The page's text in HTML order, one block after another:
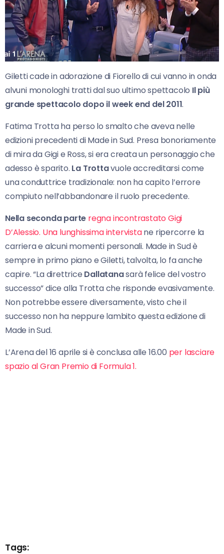
Giletti cade in adorazione di Fiorello di cui vanno in onda
alvuni monologhi tratti dal suo ultimo spettacolo Il più
grande spettacolo dopo il week end del 2011.
Fatima Trotta ha perso lo smalto che aveva nelle
edizioni precedenti di Made in Sud. Presa bonoriamente
di mira da Gigi e Ross, si era creata un personaggio che
adesso è sparito. La Trottavuole accreditarsi come
una conduttrice tradizionale: non ha capito l’errore
compiuto nell’abbandonare il ruolo precedente.
Nella seconda parte regna incontrastato Gigi
D’Alessio. Una lunghissima intervistane ripercorre la
carriera e alcuni momenti personali. Made in Sud è
sempre in primo piano e Giletti, talvolta, lo fa anche
capire. “La direttrice Dallatanasarà felice del vostro
successo” dice alla Trotta che risponde evasivamente.
Non potrebbe essere diversamente, visto che il
successo non ha neppure lambito questa edizione di
Made in Sud.
L’Arena del 16 aprile si è conclusa alle 16.00 per lasciare
spazio al Gran Premio di Formula 1.
Tags: